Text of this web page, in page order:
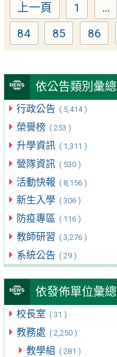
依公告類別彙總
行政公告 ( 5,414 )
榮譽榜 ( 253 )
升學資訊 ( 1,311 )
營隊資訊 ( 530 )
活動快報 ( 8,156 )
新生入學 ( 306 )
防疫專區 ( 116 )
教師研習 ( 3,276 )
系統公告 ( 29 )
依發佈單位彙總
校長室 ( 31 )
教務處 ( 2,250 )
教學組 ( 281 )
上一頁 Page
1 ...
Page
84 Page
85 Page
86